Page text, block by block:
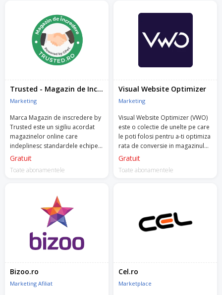
Trusted - Magazin de Incredere
Marketing
Marca Magazin de inscredere by
Trusted este un sigiliu acordat
magazinelor online care
indeplinesc standardele echipei
Trusted, dezvoltate conform
eCommerce.
Gratuit
Toate abonamentele
Visual Website Optimizer
Marketing
Visual Website Optimizer (VWO)
este o colectie de unelte pe care
le poti folosi pentru a-ti optimiza
rata de conversie in magazinul
online.
Gratuit
Toate abonamentele
Bizoo.ro
Marketing Afiliat
Cel.ro
Marketplace